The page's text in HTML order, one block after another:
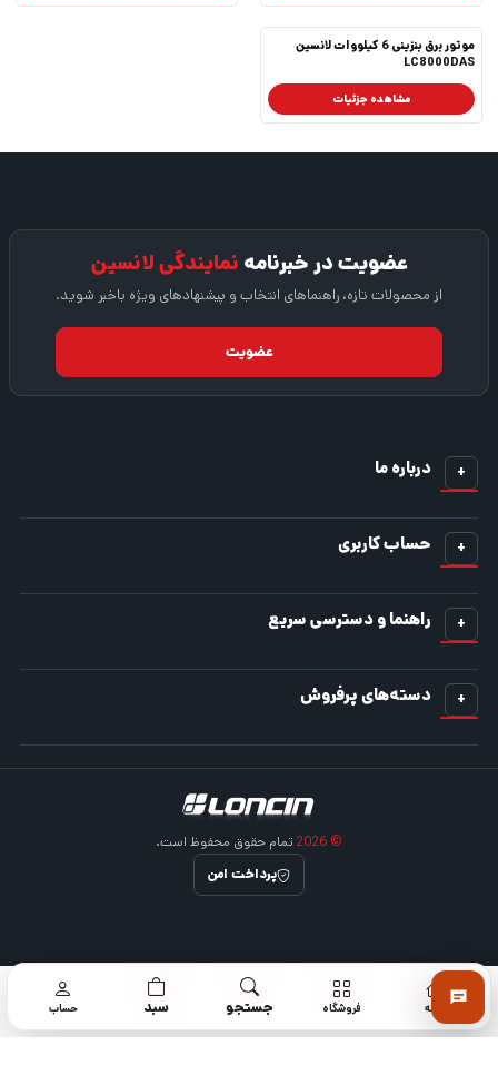
فروشگاه
0
موتور برق بنزینی 6 کیلووات لانسین
LC8000DAS
مشاهده جزئیات
عضویت در خبرنامه نمایندگی لانسین
از محصولات تازه، راهنماهای انتخاب و پیشنهادهای ویژه باخبر شوید.
شماره موبایل یا ایمیل
عضویت
درباره ما
حساب کاربری
راهنما و دسترسی سریع
دسته‌های پرفروش
© 2026
تمام حقوق محفوظ است.
پرداخت امن
خانه فروشگاه جستجو سبد حساب